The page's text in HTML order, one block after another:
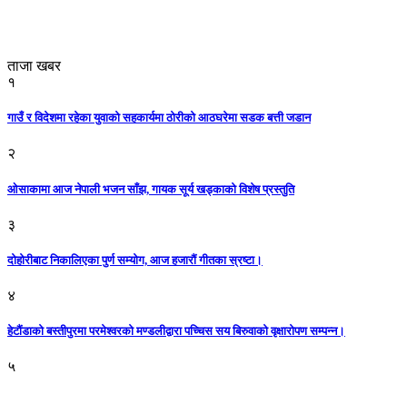
ताजा खबर
१
गाउँ र विदेशमा रहेका युवाको सहकार्यमा ठोरीको आठघरेमा सडक बत्ती जडान
२
ओसाकामा आज नेपाली भजन साँझ, गायक सूर्य खड्काको विशेष प्रस्तुति
३
दोहोरीबाट निकालिएका पुर्ण सम्योग, आज हजारौं गीतका स्रष्टा।
४
हेटौंडाको बस्तीपुरमा परमेश्वरको मण्डलीद्वारा पच्चिस सय बिरुवाको वृक्षारोपण सम्पन्न।
५